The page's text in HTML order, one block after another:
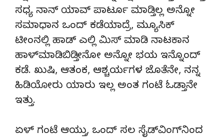
ಸಧ್ಯ ನಾನ್ ಯಾವ್ ಪಾರ್ಟೂ ಮಾಡ್ತಿಲ್ಲ ಅನ್ನೋ
ಸಮಾಧಾನ ಒಂದ್ ಕಡೆಯಾದ್ರೆ, ಮ್ಯೂಸಿಕ್
ಟೀಂನಲ್ಲಿ ಹಾಡ್ ಎಲ್ಲಿ ಮಿಸ್ ಮಾಡಿ ನಾಟಕಾನ
ಹಾಳ್‍ಮಾಡಿಬಿಡ್ತೀನೋ ಅನ್ನೋ ಭಯ ಇನ್ನೊಂದ್
ಕಡೆ. ಖುಷಿ, ಆತಂಕ, ಆಶ್ಚರ್ಯಗಳ ಜೊತೆನೇ, ನನ್ನ
ಹಿಡಿಯೋರು ಯಾರು ಇಲ್ಲ ಅಂತ ಗಂಟೆ ಓಡ್ತಾನೇ
ಇತ್ತು.
ಏಳ್ ಗಂಟೆ ಆಯ್ತು, ಒಂದ್ ಸಲ ಸೈಡ್‍ವಿಂಗ್‍ನಿಂದ